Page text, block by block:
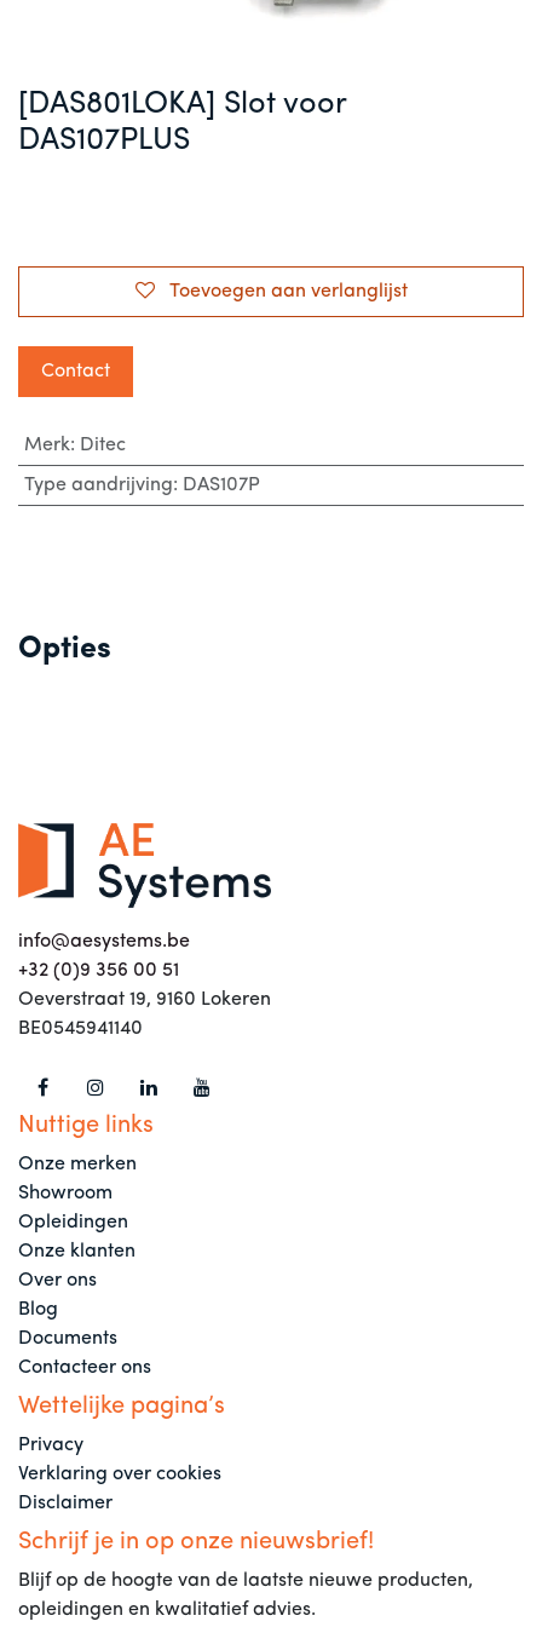
[DAS801LOKA] Slot voor
DAS107PLUS
Toevoegen aan verlanglijst
Contact
Merk: Ditec
Type aandrijving: DAS107P
Opties
info@aesystems.be
+32 (0)9 356 00 51
Oeverstraat 19, 9160 Lokeren
BE0545941140
Nuttige links
Onze merken
Showroom
Opleidingen
Onze klanten
Over ons
Blog
Documents
Contacteer ons
Wettelijke pagina’s
Privacy
Verklaring over cookies
Disclaimer
Schrijf je in op onze nieuwsbrief!
Blijf op de hoogte van de laatste nieuwe producten,
opleidingen en kwalitatief advies.